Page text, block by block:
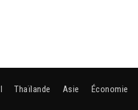
Thaïlande Asie Économie